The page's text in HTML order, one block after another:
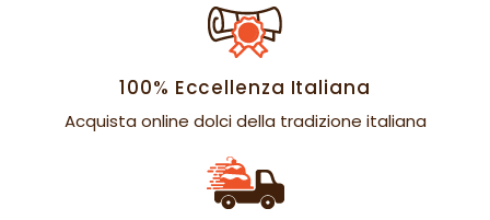
100% Eccellenza Italiana
Acquista online dolci della tradizione italiana